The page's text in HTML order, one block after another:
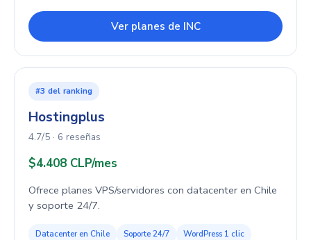
Ver planes de INC
#3 del ranking
Hostingplus
4.7/5 · 6 reseñas
$4.408 CLP/mes
Ofrece planes VPS/servidores con datacenter en Chile
y soporte 24/7.
Datacenter en Chile Soporte 24/7
WordPress 1 clic